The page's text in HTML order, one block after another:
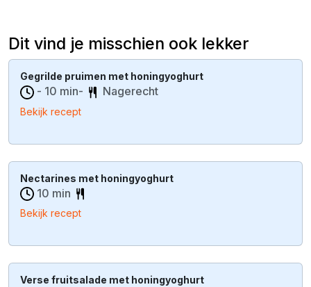
Dit vind je misschien ook lekker
Gegrilde pruimen met honingyoghurt
- 10 min- Nagerecht
Bekijk recept
Nectarines met honingyoghurt
10 min
Bekijk recept
Verse fruitsalade met honingyoghurt